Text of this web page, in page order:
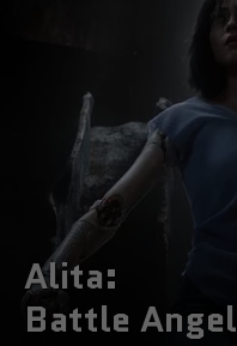
Alita:
Battle Angel